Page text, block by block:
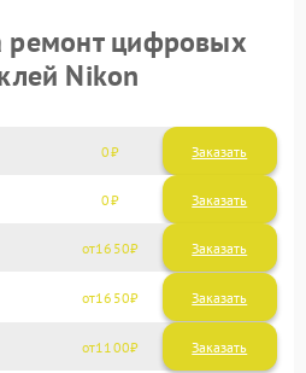
ремонт цифровых
Nikon
0 Заказать
0 Заказать
1650
1650
1100